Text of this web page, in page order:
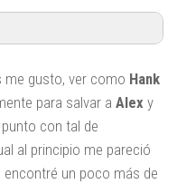
me gusto, ver como Hank
para salvar a Alex y
con tal de
al principio me pareció
un poco más de